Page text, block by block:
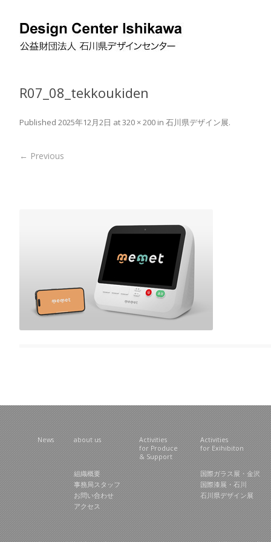
R07_08_tekkoukiden
Published 2025年12月2日 at320 × 200 in 石川県デザイン展.
← Previous
News about us
Activities
for Produce
& Support
Activities
for Exihibiton
組織概要
事務局スタッフ
お問い合わせ
アクセス
国際ガラス展・金沢
国際漆展・石川
石川県デザイン展